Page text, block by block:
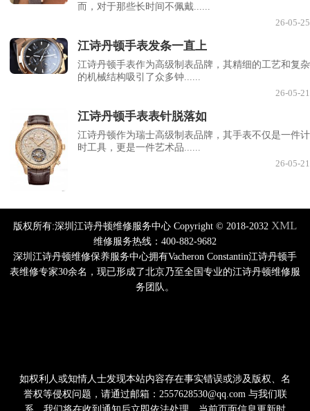
而，对于那些长时间不佩戴......
26-05-25
江诗丹顿手表发条一直上
江诗丹顿手表作为高级制表品牌，其精细的工艺和复杂
的机械结构吸引了众多钟......
26-05-21
江诗丹顿手表表针脱落如
江诗丹顿作为瑞士高级制表品牌，其手表不仅是一件计
时工具，更是一件艺术品......
26-05-21
版权所有:深圳江诗丹顿维修服务中心 Copyright © 2018-2032 XML
维修服务热线：400-882-9682
深圳江诗丹顿维修保养服务中心拥有Vacheron Constantin江诗丹顿手
表维修专家30余名，现已形成了北京乃至全国专业的江诗丹顿维修服
务团队。
如权利人或知情人士发现本站内容存在事实错误或涉及版权、名
誉权等侵权问题，请通过邮箱：2557628530@qq.com 与我们联